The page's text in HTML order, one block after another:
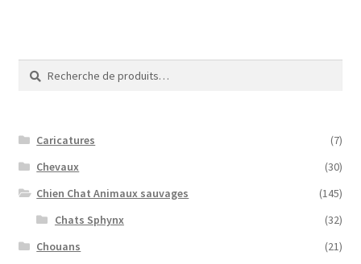
Recherche
pour :
Recherche
Caricatures
(7)
Chevaux
(30)
Chien Chat Animaux sauvages
(145)
Chats Sphynx
(32)
Chouans
(21)